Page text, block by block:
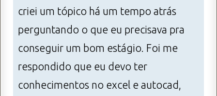
criei um tópico há um tempo atrás
perguntando o que eu precisava pra
conseguir um bom estágio. Foi me
respondido que eu devo ter
conhecimentos no excel e autocad,